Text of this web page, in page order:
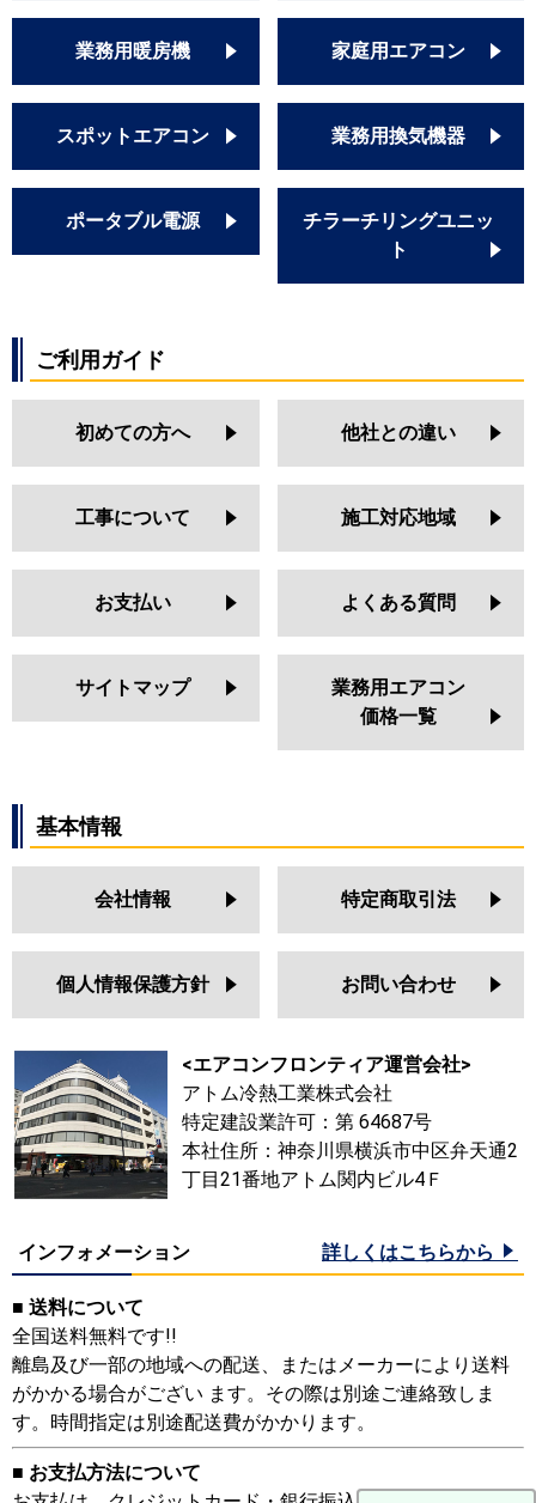
業務用暖房機 家庭用エアコン
スポットエアコン 業務用換気機器
ポータブル電源
チラーチリングユニッ
ト
ご利用ガイド
初めての方へ 他社との違い
工事について 施工対応地域
お支払い よくある質問
サイトマップ
業務用エアコン
価格一覧
基本情報
会社情報 特定商取引法
個人情報保護方針 お問い合わせ
<エアコンフロンティア運営会社>
アトム冷熱工業株式会社
特定建設業許可：第 64687号
本社住所：神奈川県横浜市中区弁天通2
丁目21番地アトム関内ビル4Ｆ
インフォメーション 詳しくはこちらから
■ 送料について
全国送料無料です!!
離島及び一部の地域への配送、またはメーカーにより送料
がかかる場合がござい ます。その際は別途ご連絡致しま
す。時間指定は別途配送費がかかります。
■ お支払方法について